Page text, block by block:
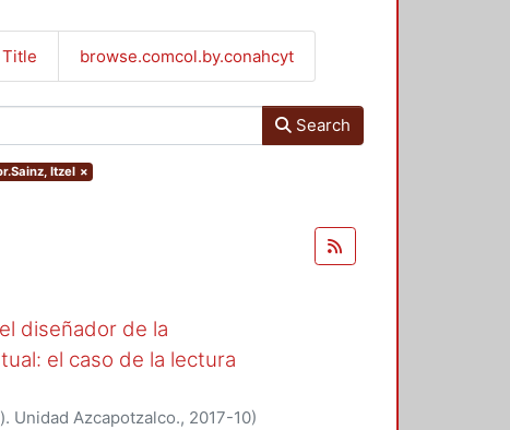
Title browse.comcol.by.conahcyt
Search
Itzel ×
diseñador de la
el caso de la lectura
Unidad Azcapotzalco., 2017-10)